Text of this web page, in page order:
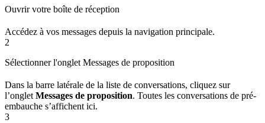
Ouvrir votre boîte de réception
Accédez à vos messages depuis la navigation principale.
2
Sélectionner l'onglet Messages de proposition
Dans la barre latérale de la liste de conversations, cliquez sur
l’onglet Messages de proposition. Toutes les conversations de pré-
embauche s’affichent ici.
3